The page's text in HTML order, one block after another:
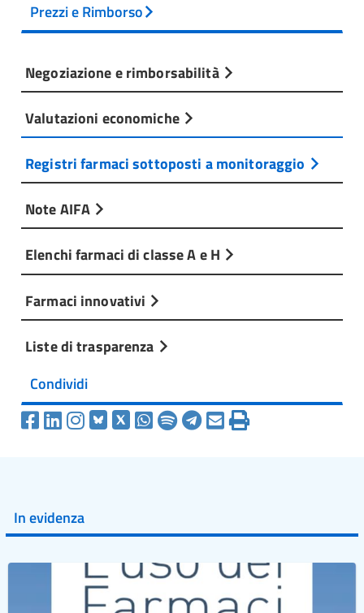
Prezzi e Rimborso
Negoziazione e rimborsabilità
Valutazioni economiche
Registri farmaci sottoposti a monitoraggio
Note AIFA
Elenchi farmaci di classe A e H
Farmaci innovativi
Liste di trasparenza
Condividi
In evidenza